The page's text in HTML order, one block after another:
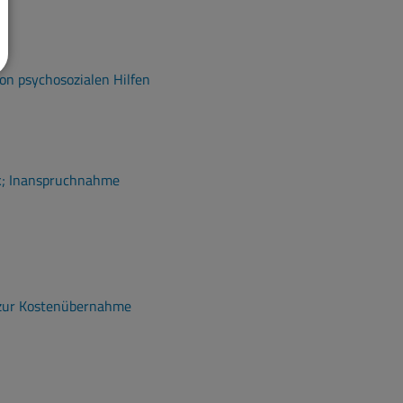
psychosozialen Hilfen
Inanspruchnahme
Kostenübernahme